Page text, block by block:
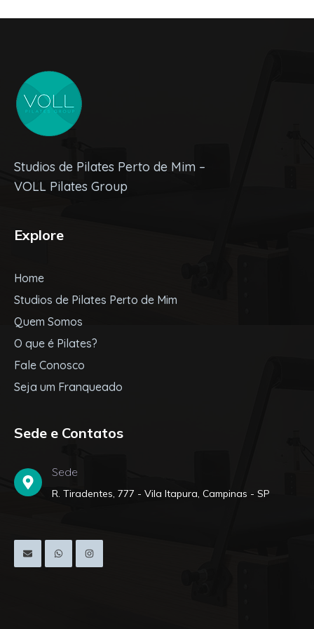
Studios de Pilates Perto de Mim –
VOLL Pilates Group
Explore
Home
Studios de Pilates Perto de Mim
Quem Somos
O que é Pilates?
Fale Conosco
Seja um Franqueado
Sede e Contatos
Sede
R. Tiradentes, 777 - Vila Itapura, Campinas - SP